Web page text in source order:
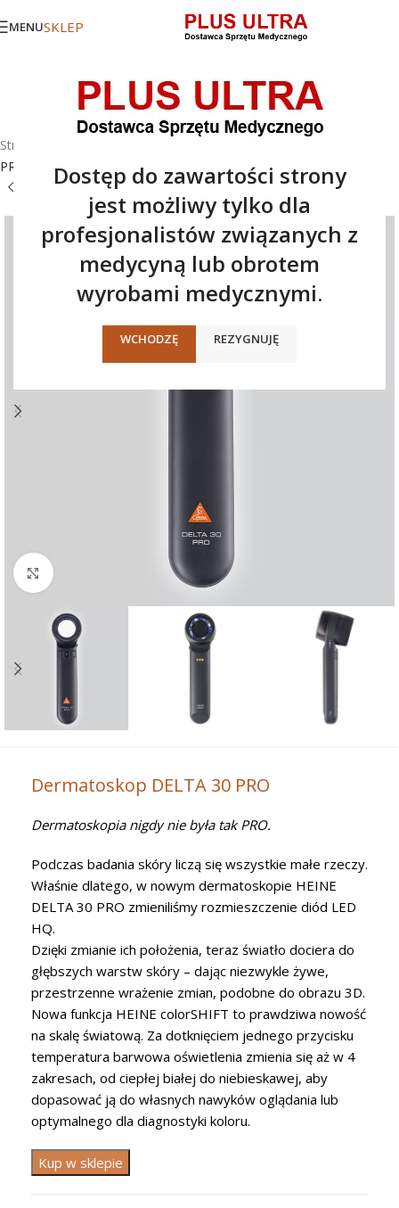
Dostęp do zawartości strony
jest możliwy tylko dla
profesjonalistów związanych z
medycyną lub obrotem
wyrobami medycznymi.
WCHODZĘ REZYGNUJĘ
MENUSKLEP
Strona główna
PRO
Powiększ
Dermatoskop DELTA 30 PRO
Dermatoskopia nigdy nie była tak PRO.
Podczas badania skóry liczą się wszystkie małe rzeczy.
Właśnie dlatego, w nowym dermatoskopie HEINE
DELTA 30 PRO zmieniliśmy rozmieszczenie diód LED
HQ.
Dzięki zmianie ich położenia, teraz światło dociera do
głębszych warstw skóry – dając niezwykle żywe,
przestrzenne wrażenie zmian, podobne do obrazu 3D.
Nowa funkcja HEINE colorSHIFT to prawdziwa nowość
na skalę światową. Za dotknięciem jednego przycisku
temperatura barwowa oświetlenia zmienia się aż w 4
zakresach, od ciepłej białej do niebieskawej, aby
dopasować ją do własnych nawyków oglądania lub
optymalnego dla diagnostyki koloru.
Kup w sklepie